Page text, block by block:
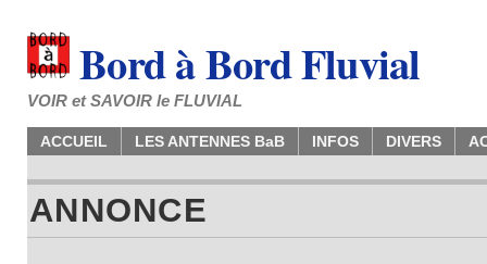
Bord à Bord Fluvial
VOIR et SAVOIR le FLUVIAL
ACCUEIL LES ANTENNES BaB INFOS DIVERS
ANNONCE